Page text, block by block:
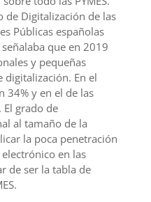
de Digitalización de las
Públicas españolas
que en 2019
y pequeñas
digitalización. En el
34% y en el de las
El grado de
al tamaño de la
la poca penetración
en las
de ser la tabla de